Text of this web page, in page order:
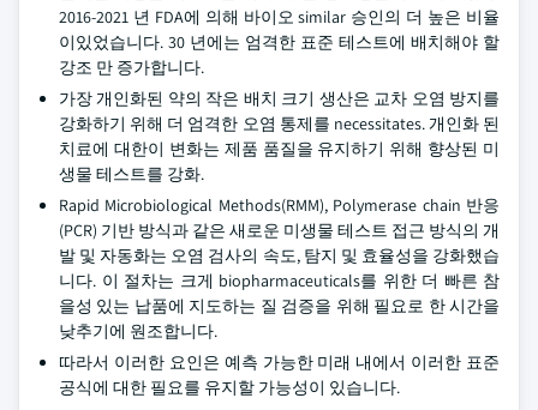
2016-2021 년 FDA에 의해 바이오 similar 승인의 더 높은 비율
이있었습니다. 30 년에는 엄격한 표준 테스트에 배치해야 할
강조 만 증가합니다.
가장 개인화된 약의 작은 배치 크기 생산은 교차 오염 방지를
강화하기 위해 더 엄격한 오염 통제를 necessitates. 개인화 된
치료에 대한이 변화는 제품 품질을 유지하기 위해 향상된 미
생물 테스트를 강화.
Rapid Microbiological Methods(RMM), Polymerase chain 반응
(PCR) 기반 방식과 같은 새로운 미생물 테스트 접근 방식의 개
발 및 자동화는 오염 검사의 속도, 탐지 및 효율성을 강화했습
니다. 이 절차는 크게 biopharmaceuticals를 위한 더 빠른 참
을성 있는 납품에 지도하는 질 검증을 위해 필요로 한 시간을
낮추기에 원조합니다.
따라서 이러한 요인은 예측 가능한 미래 내에서 이러한 표준
공식에 대한 필요를 유지할 가능성이 있습니다.